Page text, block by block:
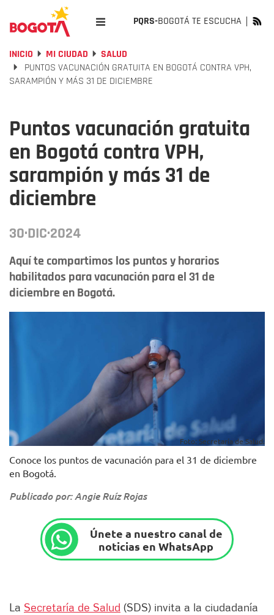
PQRS-BOGOTÁ TE ESCUCHA
INICIO MI CIUDAD
SALUD
PUNTOS VACUNACIÓN GRATUITA EN BOGOTÁ CONTRA VPH,
SARAMPIÓN Y MÁS 31 DE DICIEMBRE
Puntos vacunación gratuita
en Bogotá contra VPH,
sarampión y más 31 de
diciembre
30·DIC·2024
Aquí te compartimos los puntos y horarios
habilitados para vacunación para el 31 de
diciembre en Bogotá.
Foto: Secretaría de Salud.
Conoce los puntos de vacunación para el 31 de diciembre
en Bogotá.
Publicado por: Angie Ruíz Rojas
Únete a nuestro canal de
noticias en WhatsApp
La Secretaría de Salud (SDS) invita a la ciudadanía